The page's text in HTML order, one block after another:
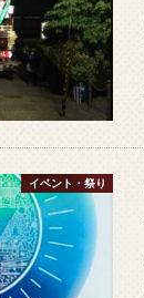
イベント・祭り